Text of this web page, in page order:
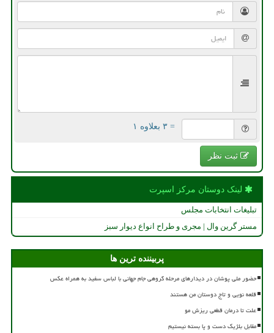
= ۳ بعلاوه ۱
ثبت نظر
لینک دوستان مركز اسپرت
تبلیغات انتخابات مجلس
مستر گرین وال | مجری و طراح انواع دیوار سبز
پربیننده ترین ها
حضور ملی پوشان در دیدارهای مرحله گروهی جام جهانی با لباس سفید به همراه عکس
قلعه نویی و تاج دوستان من هستند
علت تا درمان قطعی ریزش مو
مقابل بلژیک دست و پا بسته نیستیم